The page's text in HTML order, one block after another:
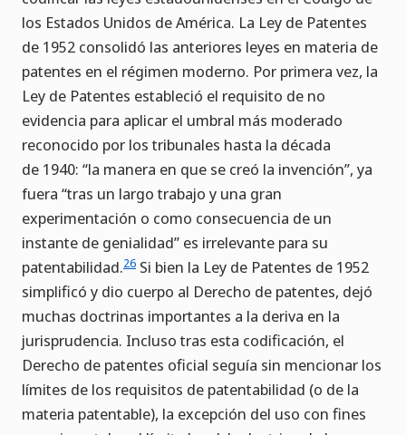
los Estados Unidos de América. La Ley de Patentes
de 1952 consolidó las anteriores leyes en materia de
patentes en el régimen moderno. Por primera vez, la
Ley de Patentes estableció el requisito de no
evidencia para aplicar el umbral más moderado
reconocido por los tribunales hasta la década
de 1940: “la manera en que se creó la invención”, ya
fuera “tras un largo trabajo y una gran
experimentación o como consecuencia de un
instante de genialidad” es irrelevante para su
patentabilidad.26 Si bien la Ley de Patentes de 1952
simplificó y dio cuerpo al Derecho de patentes, dejó
muchas doctrinas importantes a la deriva en la
jurisprudencia. Incluso tras esta codificación, el
Derecho de patentes oficial seguía sin mencionar los
límites de los requisitos de patentabilidad (o de la
materia patentable), la excepción del uso con fines